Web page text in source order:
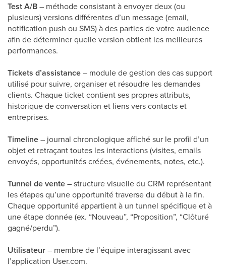
Test A/B– méthode consistant à envoyer deux (ou
plusieurs) versions différentes d’un message (email,
notification push ou SMS) à des parties de votre audience
afin de déterminer quelle version obtient les meilleures
performances.
Tickets d’assistance– module de gestion des cas support
utilisé pour suivre, organiser et résoudre les demandes
clients. Chaque ticket contient ses propres attributs,
historique de conversation et liens vers contacts et
entreprises.
Timeline– journal chronologique affiché sur le profil d’un
objet et retraçant toutes les interactions (visites, emails
envoyés, opportunités créées, événements, notes, etc.).
Tunnel de vente– structure visuelle du CRM représentant
les étapes qu’une opportunité traverse du début à la fin.
Chaque opportunité appartient à un tunnel spécifique et à
une étape donnée (ex. “Nouveau”, “Proposition”, “Clôturé
gagné/perdu”).
Utilisateur– membre de l’équipe interagissant avec
l’application User.com.